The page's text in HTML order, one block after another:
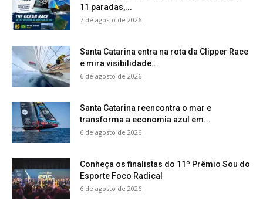
11 paradas,...
7 de agosto de 2026
Santa Catarina entra na rota da Clipper Race
e mira visibilidade...
6 de agosto de 2026
Santa Catarina reencontra o mar e
transforma a economia azul em...
6 de agosto de 2026
Conheça os finalistas do 11º Prêmio Sou do
Esporte Foco Radical
6 de agosto de 2026